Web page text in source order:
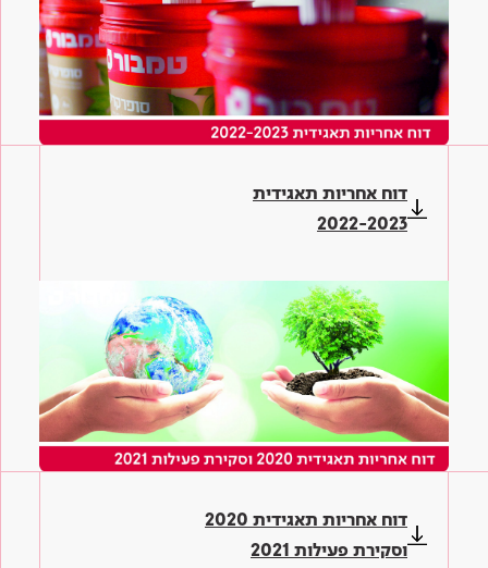
דוח אחריות תאגידית
2022-2023
דוח אחריות תאגידית 2020
וסקירת פעילות 2021